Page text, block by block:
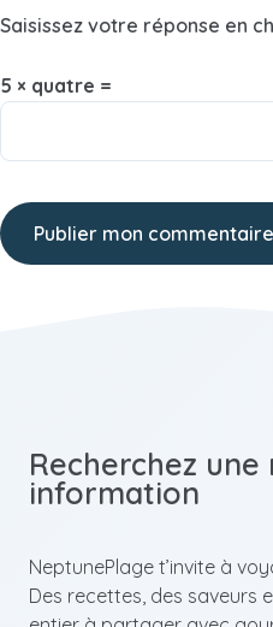
Saisissez votre réponse en
5 × quatre =
Recherchez
information
NeptunePlage t’invite à
Des recettes, des saveurs